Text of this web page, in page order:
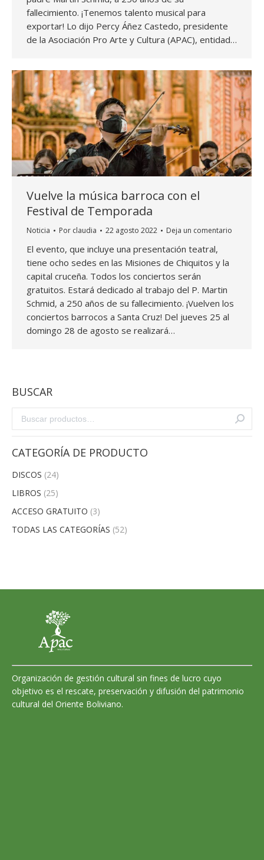
fallecimiento. ¡Tenemos talento musical para
exportar! Lo dijo Percy Áñez Castedo, presidente
de la Asociación Pro Arte y Cultura (APAC), entidad…
Vuelve la música barroca con el
Festival de Temporada
Noticia Por claudia 22 agosto 2022 Deja un comentario
El evento, que incluye una presentación teatral,
tiene ocho sedes en las Misiones de Chiquitos y la
capital cruceña. Todos los conciertos serán
gratuitos. Estará dedicado al trabajo del P. Martin
Schmid, a 250 años de su fallecimiento. ¡Vuelven los
conciertos barrocos a Santa Cruz! Del jueves 25 al
domingo 28 de agosto se realizará…
BUSCAR
CATEGORÍA DE PRODUCTO
DISCOS (24)
LIBROS (25)
ACCESO GRATUITO (3)
TODAS LAS CATEGORÍAS (52)
Organización de gestión cultural sin fines de lucro cuyo
objetivo es el rescate, preservación y difusión del patrimonio
cultural del Oriente Boliviano.